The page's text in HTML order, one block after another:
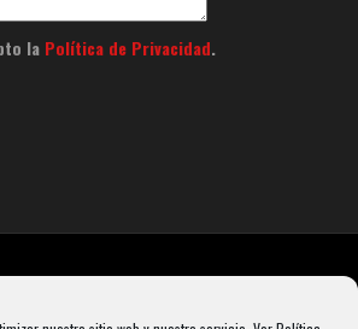
la Política de Privacidad.